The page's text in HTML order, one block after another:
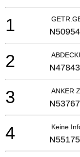
1
2
ANKER
3
Keine
4